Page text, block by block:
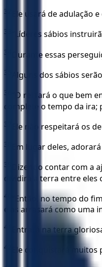
32 Ele usará de
33 “Líderes sábios
34 Durante essas
35 Alguns dos sábios
36
“O rei fará o que bem
complete o tempo da ira;
37 Ele não respeitará os
38 Em lugar deles,
39
Dizendo contar com a
dividirá a terra entre eles
40
“Então, no tempo do
e as arrasará como uma
41 Entrará na terra
42 Ele conquistará